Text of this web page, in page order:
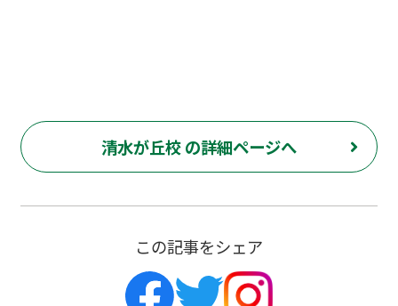
清水が丘校 の詳細ページへ
この記事をシェア